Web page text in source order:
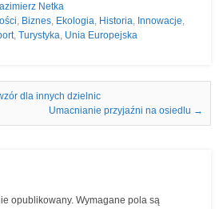
Netka
, Biznes, Ekologia, Historia, Innowacje,
, Turystyka, Unia Europejska
dla innych dzielnic
Umacnianie przyjaźni na osiedlu →
opublikowany. Wymagane pola są